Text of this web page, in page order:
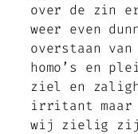
over de zin er
weer even
overstaan van
homo’s en
ziel en
irritant maar
wij zielig zijn